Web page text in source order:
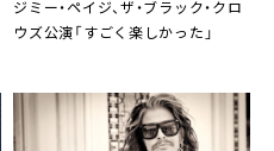
ジミー・ペイジ、ザ・ブラック・クロ
ウズ公演「すごく楽しかった」